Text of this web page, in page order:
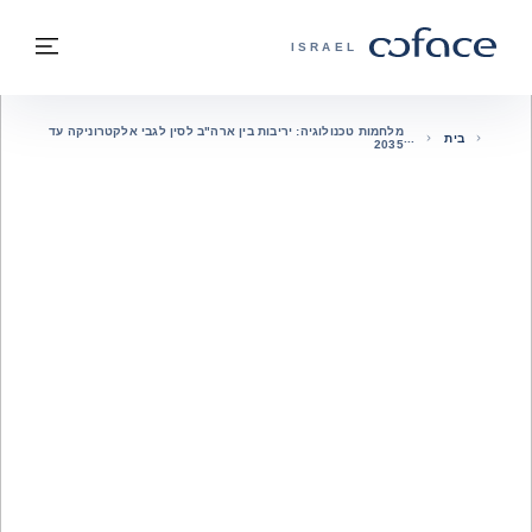
COFACE - אתר הקבוצה
ISRAEL
בחזרה לעמוד הבית
בית
מלחמות טכנולוגיה: יריבות בין ארה"ב לסין לגבי אלקטרוניקה עד
2035